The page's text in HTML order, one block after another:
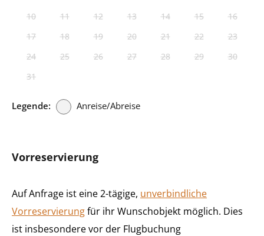
10
11 12 13 14 15
16
17
18 19 20 21 22
23
24
25 26 27 28 29
30
31
Legende: Anreise/Abreise
Vorreservierung
Auf Anfrage ist eine 2-tägige, unverbindliche
Vorreservierungfür ihr Wunschobjekt möglich. Dies
ist insbesondere vor der Flugbuchung